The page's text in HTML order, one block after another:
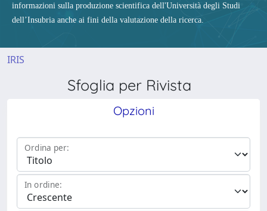
informazioni sulla produzione scientifica dell'Università degli Studi
dell’Insubria anche ai fini della valutazione della ricerca.
IRIS
Sfoglia per Rivista
Opzioni
Ordina per:
In ordine: